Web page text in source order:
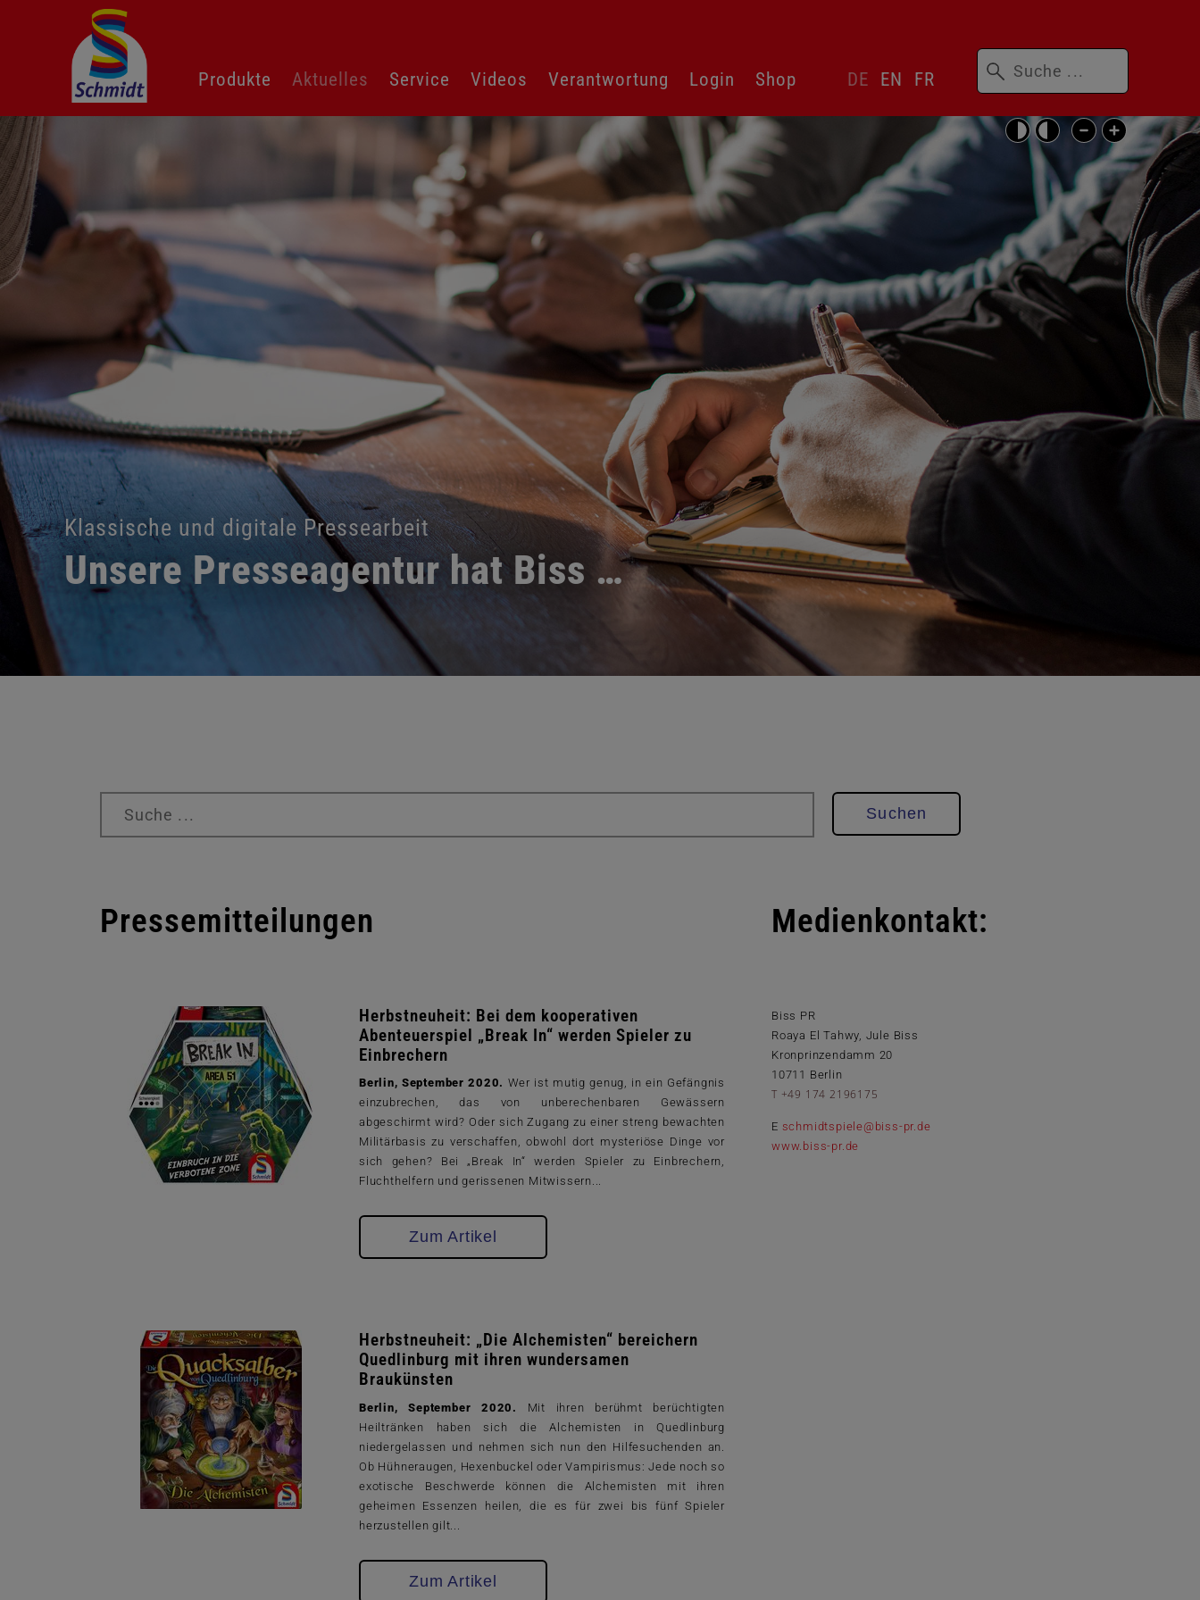
Barrierefrei-
Einstellungen
überspringen
überspringen
Produkte Aktuelles Service Videos Verantwortung Login Shop
überspringen
DE EN FR
Suchbegriffe
Klassische und digitale Pressearbeit
Unsere Presseagentur hat Biss …
Suchen
Pressemitteilungen
Herbstneuheit: Bei dem kooperativen
Abenteuerspiel „Break In“ werden Spieler zu
Einbrechern
Berlin, September 2020. Wer ist mutig genug, in ein Gefängnis
einzubrechen, das von unberechenbaren Gewässern
abgeschirmt wird? Oder sich Zugang zu einer streng bewachten
Militärbasis zu verschaffen, obwohl dort mysteriöse Dinge vor
sich gehen? Bei „Break In“ werden Spieler zu Einbrechern,
Fluchthelfern und gerissenen Mitwissern...
Zum Artikel
Herbstneuheit: „Die Alchemisten“ bereichern
Quedlinburg mit ihren wundersamen
Braukünsten
Berlin, September 2020. Mit ihren berühmt berüchtigten
Heiltränken haben sich die Alchemisten in Quedlinburg
niedergelassen und nehmen sich nun den Hilfesuchenden an.
Ob Hühneraugen, Hexenbuckel oder Vampirismus: Jede noch so
exotische Beschwerde können die Alchemisten mit ihren
geheimen Essenzen heilen, die es für zwei bis fünf Spieler
herzustellen gilt...
Zum Artikel
Medienkontakt:
Biss PR
Roaya El Tahwy, Jule Biss
Kronprinzendamm 20
10711 Berlin
T +49 174 2196175
E schmidtspiele@biss-pr.de
www.biss-pr.de